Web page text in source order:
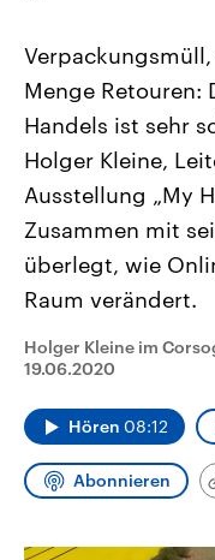
Landtagswahl
2026
Alle Informationen
Sachsen-Anhalt wählt
September 2026 einen
Landtag. Seit 2021
Bundesland von einer
Umfragen, Prognosen,
Wahlprogramme,
und Hintergründe zu
Wahl.
Sendungen
Audio-Archiv
Menge Retouren:
Handels ist sehr
Holger Kleine,
Ausstellung „My
Zusammen mit
überlegt, wie
Raum verändert.
Holger Kleine im
19.06.2020
Hören 08:12
Abonnieren